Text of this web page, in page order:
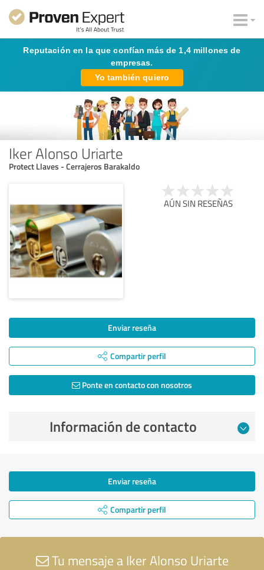
Reputación en la que confían más de 1,4 millones de
empresas.
Yo también quiero
Iker Alonso Uriarte
Protect Llaves - Cerrajeros Barakaldo
AÚN SIN RESEÑAS
Enviar reseña
Compartir perfil
Ponte en contacto con nosotros
Información de contacto
Enviar reseña
Compartir perfil
Tu mensaje a Iker Alonso Uriarte